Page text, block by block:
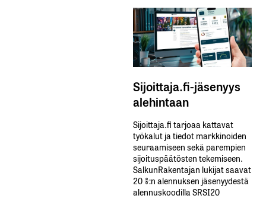
Sijoittaja.fi-jäsenyys
alehintaan
Sijoittaja.fi tarjoaa kattavat
työkalut ja tiedot markkinoiden
seuraamiseen sekä parempien
sijoituspäätösten tekemiseen.
SalkunRakentajan lukijat saavat
20 %:n alennuksen jäsenyydestä
alennuskoodilla SRSI20